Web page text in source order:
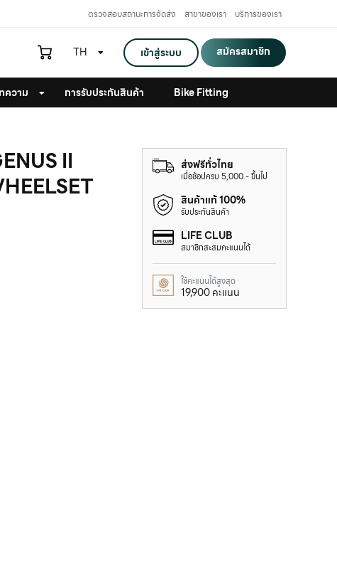
ตรวจสอบสถานะการจัดส่ง สาขาของเรา บริการของเรา
เข้าสู่ระบบ สมัครสมาชิก
TH
ความ การรับประกันสินค้า Bike Fitting
II
ส่งฟรีทั่วไทย
เมื่อช้อปครบ 5,000.- ขึ้นไป
สินค้าแท้ 100%
รับประกันสินค้า
LIFE CLUB
สมาชิกสะสมคะแนนได้
ใช้คะแนนได้สูงสุด
19,900 คะแนน